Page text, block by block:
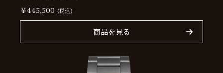
￥445,500 (税込)
商品を見る